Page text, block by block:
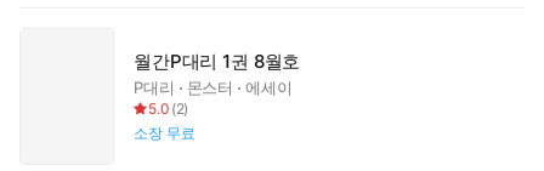
월간P대리 1권 8월호
P대리 몬스터 에세이
5.0 (2)
소장 무료